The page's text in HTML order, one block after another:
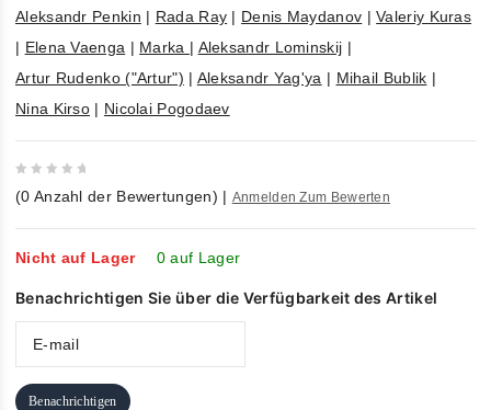
Aleksandr Penkin | Rada Ray | Denis Maydanov |Valeriy Kuras
| Elena Vaenga | Marka | Aleksandr Lominskij |
Artur Rudenko ("Artur") | Aleksandr Yag'ya | Mihail Bublik |
Nina Kirso | Nicolai Pogodaev
out
of
5
(0 Anzahl der Bewertungen) | Anmelden Zum Bewerten
Nicht auf Lager 0 auf Lager
Benachrichtigen Sie über die Verfügbarkeit des Artikel
Benachrichtigen